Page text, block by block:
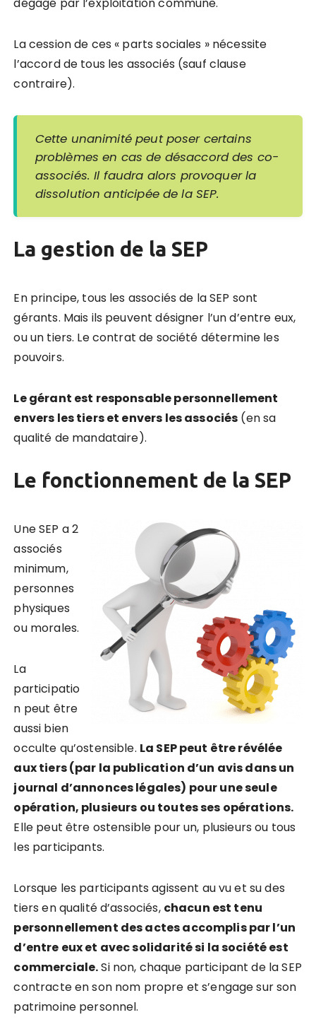
La cession de ces « parts sociales » nécessite
l’accord de tous les associés (sauf clause
contraire).
Cette unanimité peut poser certains
problèmes en cas de désaccord des co-
associés. Il faudra alors provoquer la
dissolution anticipée de la SEP.
La gestion de la SEP
En principe, tous les associés de la SEP sont
gérants. Mais ils peuvent désigner l’un d’entre eux,
ou un tiers. Le contrat de société détermine les
pouvoirs.
Le gérant est responsable personnellement
envers les tiers et envers les associés (en sa
qualité de mandataire).
Le fonctionnement de la SEP
Une SEP a 2
associés
minimum,
personnes
physiques
ou morales.
La
participatio
n peut être
aussi bien
occulte qu’ostensible. La SEP peut être révélée
aux tiers (par la publication d’un avis dans un
journal d’annonces légales) pour une seule
opération, plusieurs ou toutes ses opérations.
Elle peut être ostensible pour un, plusieurs ou tous
les participants.
Lorsque les participants agissent au vu et su des
tiers en qualité d’associés, chacun est tenu
personnellement des actes accomplis par l’un
d’entre eux et avec solidarité si la société est
commerciale.Si non, chaque participant de la SEP
contracte en son nom propre et s’engage sur son
patrimoine personnel.